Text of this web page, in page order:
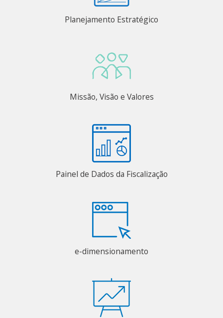
Planejamento Estratégico
Missão, Visão e Valores
Painel de Dados da Fiscalização
e-dimensionamento